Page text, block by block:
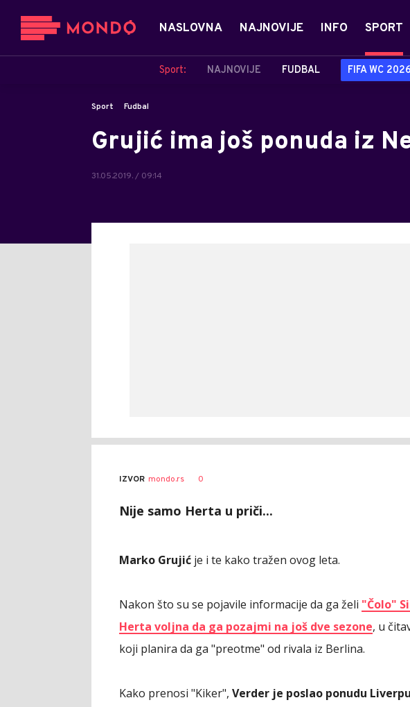
NASLOVNA NAJNOVIJE INFO SPORT
Sport: NAJNOVIJE FUDBAL FIFA WC 2026
Sport Fudbal
Grujić ima još ponuda iz
31.05.2019. / 09:14
IZVOR mondo.rs 0
Nije samo Herta u priči...
Marko Grujić je i te kako tražen ovog leta.
Nakon što su se pojavile informacije da ga želi "Čolo"
Herta voljna da ga pozajmi na još dve sezone, u
koji planira da ga "preotme" od rivala iz Berlina.
Kako prenosi "Kiker", Verder je poslao ponudu